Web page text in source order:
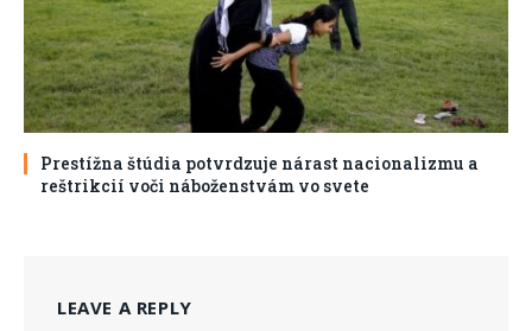
Prestížna štúdia potvrdzuje nárast nacionalizmu a
reštrikcií voči náboženstvám vo svete
LEAVE A REPLY